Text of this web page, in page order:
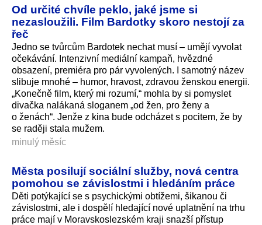
Od určité chvíle peklo, jaké jsme si
nezasloužili. Film Bardotky skoro nestojí za
řeč
Jedno se tvůrcům Bardotek nechat musí – umějí vyvolat
očekávání. Intenzivní mediální kampaň, hvězdné
obsazení, premiéra pro pár vyvolených. I samotný název
slibuje mnohé – humor, hravost, zdravou ženskou energii.
„Konečně film, který mi rozumí,“ mohla by si pomyslet
divačka nalákaná sloganem „od žen, pro ženy a
o ženách“. Jenže z kina bude odcházet s pocitem, že by
se raději stala mužem.
minulý měsíc
Města posilují sociální služby, nová centra
pomohou se závislostmi i hledáním práce
Děti potýkající se s psychickými obtížemi, šikanou či
závislostmi, ale i dospělí hledající nové uplatnění na trhu
práce mají v Moravskoslezském kraji snazší přístup